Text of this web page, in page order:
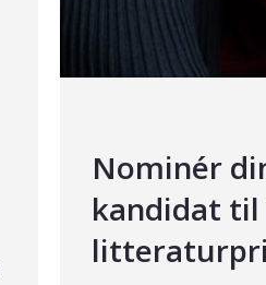
Nominér
kandidat til